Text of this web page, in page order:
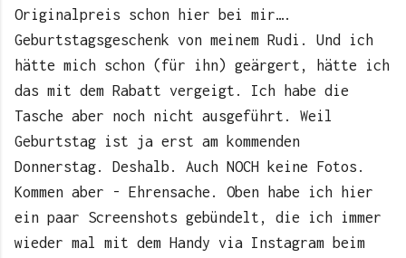
Originalpreis schon hier bei mir….
Geburtstagsgeschenk von meinem Rudi. Und ich
hätte mich schon (für ihn) geärgert, hätte ich
das mit dem Rabatt vergeigt. Ich habe die
Tasche aber noch nicht ausgeführt. Weil
Geburtstag ist ja erst am kommenden
Donnerstag. Deshalb. Auch NOCH keine Fotos.
Kommen aber - Ehrensache. Oben habe ich hier
ein paar Screenshots gebündelt, die ich immer
wieder mal mit dem Handy via Instagram beim